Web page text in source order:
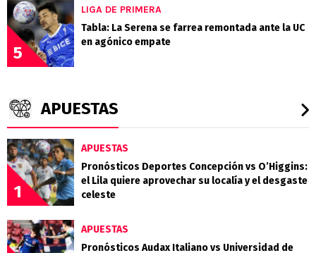
5
LIGA DE PRIMERA
Tabla: La Serena se farrea remontada ante la UC
en agónico empate
APUESTAS
1
APUESTAS
Pronósticos Deportes Concepción vs O’Higgins:
el Lila quiere aprovechar su localía y el desgaste
celeste
APUESTAS
Pronósticos Audax Italiano vs Universidad de